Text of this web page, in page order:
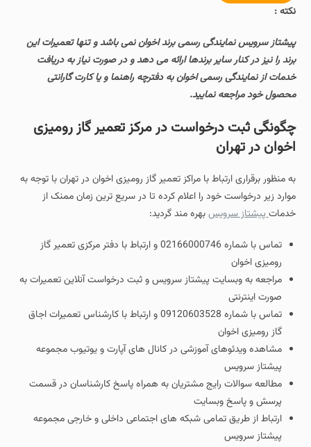
نکته :
پیشتاز سرویس نمایندگی رسمی برند اخوان نمی باشد و تنها تعمیرات این
برند را نیز در کنار سایر برندها ارائه می دهد و در صورت نیاز به دریافت
خدمات از نمایندگی رسمی اخوان به دفترچه راهنما و یا کارت گارانتی
محصول خود مراجعه نمایید.
چگونگی ثبت درخواست در مرکز تعمیر گاز رومیزی
اخوان در تهران
به منظور برقراری ارتباط با مراکز تعمیر گاز رومیزی اخوان در تهران با توجه به
موارد زیر درخواست خود را اعلام کرده تا در سریع ترین زمان ممنک از
خدماتپیشتاز سرویسبهره مند گردید:
تماس با شماره 02166000746 و ارتباط با دفتر مرکزی تعمیر گاز
رومیزی اخوان
مراجعه به وبسایت پیشتاز سرویس و ثبت درخواست آنلاین تعمیرات به
صورت اینترنتی
تماس با شماره 09120603528 و ارتباط با کارشناس تعمیرات اجاق
گاز رومیزی اخوان
مشاهده ویدئوهای آموزشی در کانال های آپارت و یوتیوب مجموعه
پیشتاز سرویس
مطالعه سوالات رایج مشتریان به همراه پاسخ کارشناسان در قسمت
پرسش و پاسخ وبسایت
ارتباط از طریق تمامی شبکه های اجتماعی داخلی و خارجی مجموعه
پیشتاز سرویس